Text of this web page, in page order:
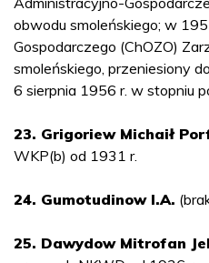
obwodu smoleńskiego; w
Gospodarczego (ChOZO)
smoleńskiego, przeniesiony
6 sierpnia 1956 r. w stopniu
23. Grigoriew Michaił
WKP(b) od 1931 r.
24. Gumotudinow I.A.
25. Dawydow Mitrofan